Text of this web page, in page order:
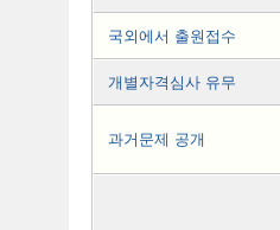
국외에서 출원접수
개별자격심사 유무
과거문제 공개